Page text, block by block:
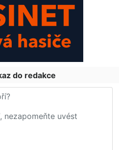
do redakce